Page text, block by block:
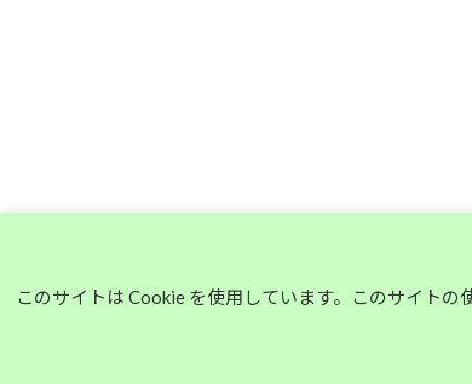
このサイトは Cookie を使用しています。このサイト